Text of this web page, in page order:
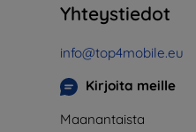
Yhteystiedot
info@top4mobile.eu
Kirjoita meille
Maanantaista